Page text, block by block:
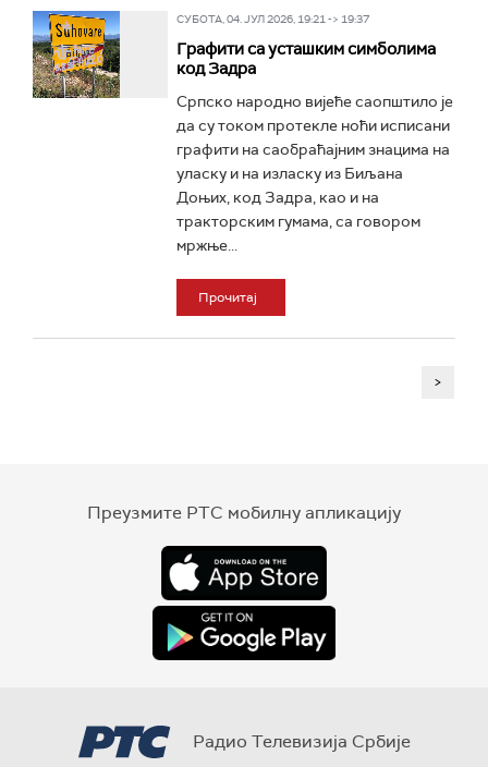
СУБОТА, 04. ЈУЛ 2026, 19:21 -> 19:37
Графити са усташким симболима
код Задра
Српско народно вијеће саопштило је
да су током протекле ноћи исписани
графити на саобраћајним знацима на
уласку и на изласку из Биљана
Доњих, код Задра, као и на
тракторским гумама, са говором
мржње...
Прочитај
>
Преузмите РТС мобилну апликацију
Радио Телевизија Србије